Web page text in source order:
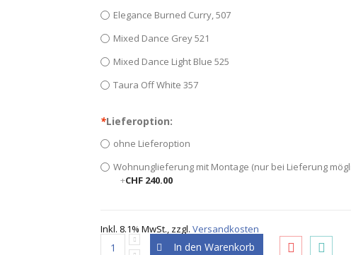
Elegance Burned Curry, 507
Mixed Dance Grey 521
Mixed Dance Light Blue 525
Taura Off White 357
*Lieferoption:
ohne Lieferoption
Wohnunglieferung mit Montage (nur bei Lieferung
+CHF 240.00
Inkl. 8.1% MwSt., zzgl.Versandkosten
In den Warenkorb